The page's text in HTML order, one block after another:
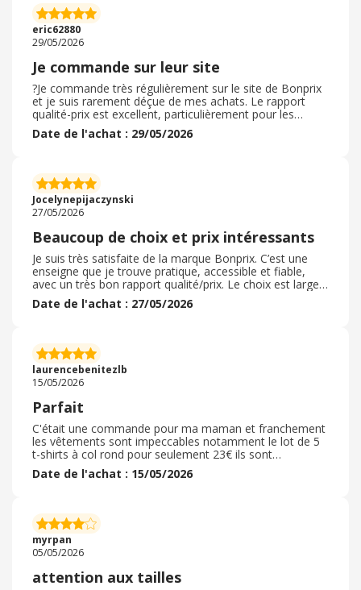
est arrivé dans les délais annoncés et le suivi de
commande était pratique pour connaître l'avancement
de l'expédition. J'ai également apprécié les informations
envoyées par e-mail tout au long du processus. La
livraison a été rapide et le colis bien emballé. C’est une
expérience d’achat positive qui m’encourage à
recommander à nouveau sur ce site et à le
recommander à mon entourage.
eric62880
29/05/2026
Je commande sur leur site
?Je commande très régulièrement sur le site de Bonprix
et je suis rarement déçue de mes achats. Le rapport
qualité-prix est excellent, particulièrement pour les
vêtements du quotidien, la lingerie et le linge de maison.
J'apprécie énormément la diversité des tailles
assez rare de nos jours pour être souligné. Les
commentaires et les photos des autres clientes sont par
ailleurs très utiles pour bien choisir sa taille avant de
valider le panier. La livraison est toujours fiable, les colis
sont soignés et bien emballés, et le processus de retour
reste très simple et fluide en cas de souci. C'est une
boutique en ligne très sérieuse que je recommande
vivement.
Date de l'achat : 29/05/2026
Jocelynepijaczynski
27/05/2026
Beaucoup de choix et prix intéressants
Je suis très satisfaite de la marque Bonprix. C’est une
enseigne que je trouve pratique, accessible et fiable,
avec un très bon rapport qualité/prix. Le choix est large,
avec des vêtements pour tous les styles et toutes les
morphologies, ce qui est vraiment appréciable. On
bien adaptées. La qualité est correcte pour les prix
proposés, et les articles correspondent globalement
bien aux photos et descriptions. La commande est
simple et la livraison se passe en général sans souci. ?
En résumé, une marque accessible, pratique et
intéressante pour se faire plaisir sans trop dépenser, que
je recommande volontiers.
Date de l'achat : 27/05/2026
laurencebenitezlb
15/05/2026
Parfait
C'était une commande pour ma maman et franchement
les vêtements sont impeccables notamment le lot de 5
t-shirts à col rond pour seulement 23€ ils sont
impeccables et très jolis en couleur pastel également,
j'ai pris deux pyjamas pantacourt qui sont impeccables
l'établissement où elle se trouve. Ce sont vraiment des
vêtements très confortables avec une jolie coupe et très
facile à enfiler
Date de l'achat : 15/05/2026
myrpan
05/05/2026
attention aux tailles